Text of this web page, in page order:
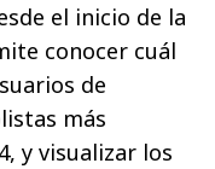
el inicio de la
conocer cuál
de
más
y visualizar los